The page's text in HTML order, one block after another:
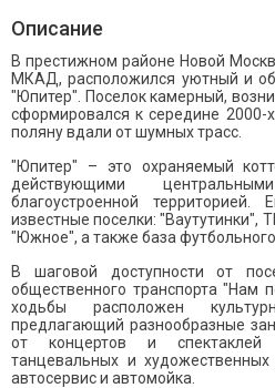
Описание
В престижном районе Новой
МКАД, расположился уютный и
"Юпитер". Поселок камерный,
сформировался к середине 2000-
поляну вдали от шумных трасс.
"Юпитер" – это охраняемый
действующими
благоустроенной территорией.
известные поселки: "Ваутутинки",
"Южное", а также база
В шаговой доступности от
общественного транспорта "Нам
ходьбы расположен
предлагающий разнообразные
от концертов и спектаклей
танцевальных и
автосервис и автомойка.